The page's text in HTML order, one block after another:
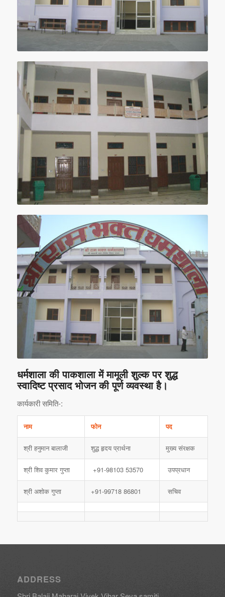
धर्मशाला की पाकशाला में मामूली शुल्क पर शुद्ध
स्वादिष्ट प्रसाद भोजन की पूर्ण व्यवस्था है।
कार्यकारी समिति-:
नाम फोन पद
श्री हनुमान बालाजी शुद्ध हृदय प्रार्थना मुख्य संरक्षक
श्री शिव कुमार गुप्ता +91-98103 53570 उपप्रधान
श्री अशोक गुप्ता +91-99718 86801 सचिव
ADDRESS